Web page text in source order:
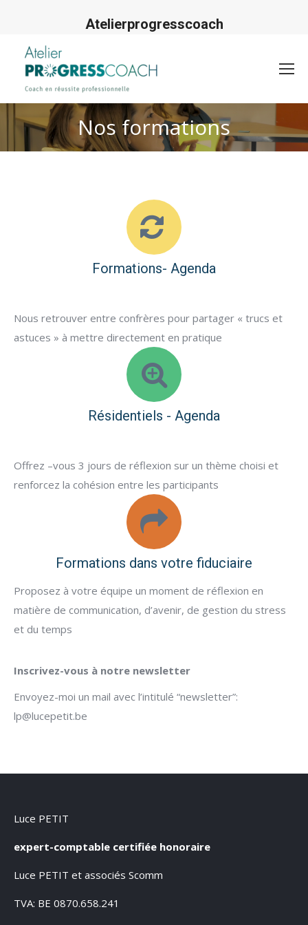
Nos formations
Nos
ateliers
Formations- Agenda
Nous retrouver entre confrères pour partager « trucs et
astuces » à mettre directement en pratique
Nos
ateliers
Résidentiels - Agenda
Offrez –vous 3 jours de réflexion sur un thème choisi et
renforcez la cohésion entre les participants
Nos
ateliers
Formations dans votre fiduciaire
Proposez à votre équipe un moment de réflexion en
matière de communication, d’avenir, de gestion du stress
et du temps
Inscrivez-vous à notre newsletter
Envoyez-moi un mail avec l’intitulé “newsletter”:
lp@lucepetit.be
Luce PETIT
expert-comptable certifiée honoraire
Luce PETIT et associés Scomm
TVA: BE 0870.658.241
Atelierprogresscoach